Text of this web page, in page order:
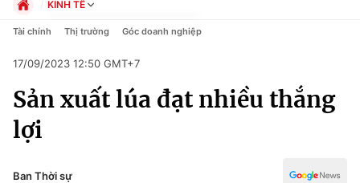
Chuyên mục
Chính trị
KINH TẾ
Chính trị
Pháp luật
Kinh tế
Thể thao
Y tế
Tài chính Thị trường Góc doanh nghiệp
17/09/2023 12:50 GMT+7
Sản xuất lúa đạt nhiều thắng
lợi
Ban Thời sự